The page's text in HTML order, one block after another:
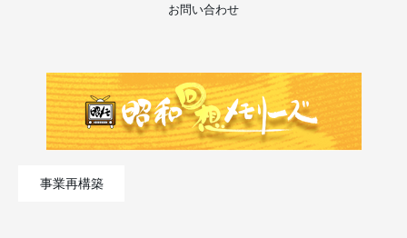
お問い合わせ
事業再構築